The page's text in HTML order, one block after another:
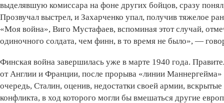
выделявшую комиссара на фоне других бойцов, сразу
Прозвучал выстрел, и Захарченко упал, получив тяжелое
«Моя вой­на», Виго Мустафаев, вспоминая этот случай,
одиночного солдата, чем финн, в то время не было», —
Финская война завершилась уже в марте 1940 года.
от Англии и Франции, после прорыва «линии
очередь, Сталин, оценив, недостатки своей армии,
конфликта, в ход которого могли бы вмешаться другие